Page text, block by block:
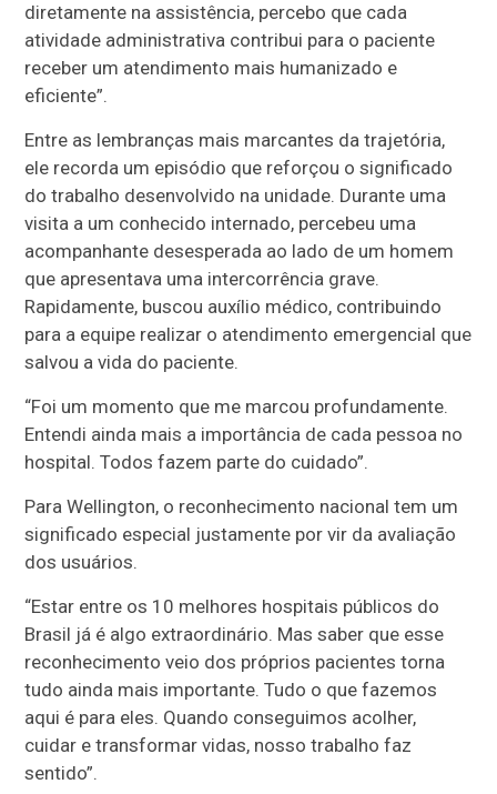
diretamente na assistência, percebo que cada
atividade administrativa contribui para o paciente
receber um atendimento mais humanizado e
eficiente”.
Entre as lembranças mais marcantes da trajetória,
ele recorda um episódio que reforçou o significado
do trabalho desenvolvido na unidade. Durante uma
visita a um conhecido internado, percebeu uma
acompanhante desesperada ao lado de um homem
que apresentava uma intercorrência grave.
Rapidamente, buscou auxílio médico, contribuindo
para a equipe realizar o atendimento emergencial que
salvou a vida do paciente.
“Foi um momento que me marcou profundamente.
Entendi ainda mais a importância de cada pessoa no
hospital. Todos fazem parte do cuidado”.
Para Wellington, o reconhecimento nacional tem um
significado especial justamente por vir da avaliação
dos usuários.
“Estar entre os 10 melhores hospitais públicos do
Brasil já é algo extraordinário. Mas saber que esse
reconhecimento veio dos próprios pacientes torna
tudo ainda mais importante. Tudo o que fazemos
aqui é para eles. Quando conseguimos acolher,
cuidar e transformar vidas, nosso trabalho faz
sentido”.